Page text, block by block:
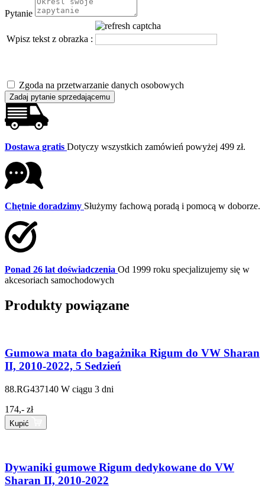
Pytanie
Wpisz tekst z obrazka :
Zgoda na przetwarzanie danych osobowych
Zadaj pytanie sprzedającemu
Dostawa gratis Dotyczy wszystkich zamówień powyżej 499 zł.
Chętnie doradzimy Służymy fachową poradą i pomocą w doborze.
Ponad 26 lat doświadczenia Od 1999 roku specjalizujemy się w
akcesoriach samochodowych
Produkty powiązane
Gumowa mata do bagażnika Rigum do VW Sharan
II, 2010-2022, 5 Sedzień
88.RG437140 W ciągu 3 dni
174,- zł
Kupić
Dywaniki gumowe Rigum dedykowane do VW
Sharan II, 2010-2022